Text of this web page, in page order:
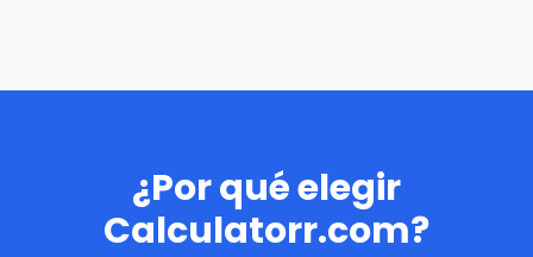
¿Por qué elegir
Calculatorr.com?